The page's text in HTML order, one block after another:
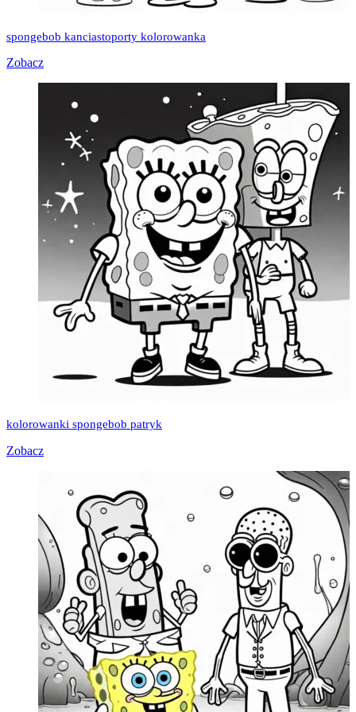
spongebob kanciastoporty kolorowanka
Zobacz
kolorowanki spongebob patryk
Zobacz